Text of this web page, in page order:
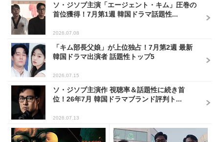
ソ・ジソブ主演「エージェント・キム」圧巻の
首位獲得！7月第1週 韓国ドラマ話題性...
2026.07.08
「キム部長父娘」が上位独占！7月第2週 最新
韓国ドラマ出演者 話題性トップ5
2026.07.15
ソ・ジソブ主演作 視聴率＆話題性に続き首
位！26年7月 韓国ドラマブランド評判ト...
2026.07.13